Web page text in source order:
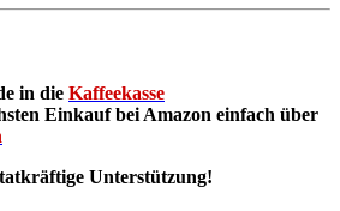
in die Kaffeekasse
Einkauf bei Amazon einfach über
Unterstützung!